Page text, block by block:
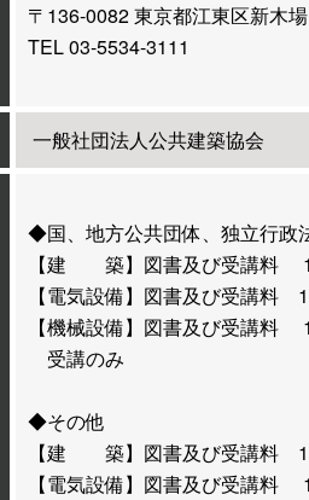
〒136-0082 東京都江東
TEL 03-5534-3111
一般社団法人公共建築協会
◆国、地方公共団体、独立行政
【建 築】図書及び受講料
【電気設備】図書及び受講料
【機械設備】図書及び受講料
受講のみ 6,000
◆その他
【建 築】図書及び受講料
【電気設備】図書及び受講料